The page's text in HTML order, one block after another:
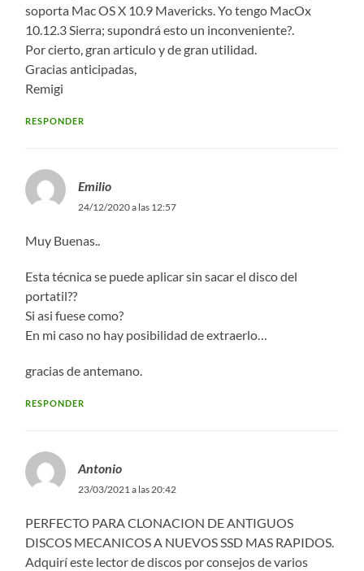
soporta Mac OS X 10.9 Mavericks. Yo tengo MacOx
10.12.3 Sierra; supondrá esto un inconveniente?.
Por cierto, gran articulo y de gran utilidad.
Gracias anticipadas,
Remigi
RESPONDER
Emilio
24/12/2020 a las 12:57
Muy Buenas..
Esta técnica se puede aplicar sin sacar el disco del
portatil??
Si asi fuese como?
En mi caso no hay posibilidad de extraerlo…
gracias de antemano.
RESPONDER
Antonio
23/03/2021 a las 20:42
PERFECTO PARA CLONACION DE ANTIGUOS
DISCOS MECANICOS A NUEVOS SSD MAS RAPIDOS.
Adquirí este lector de discos por consejos de varios